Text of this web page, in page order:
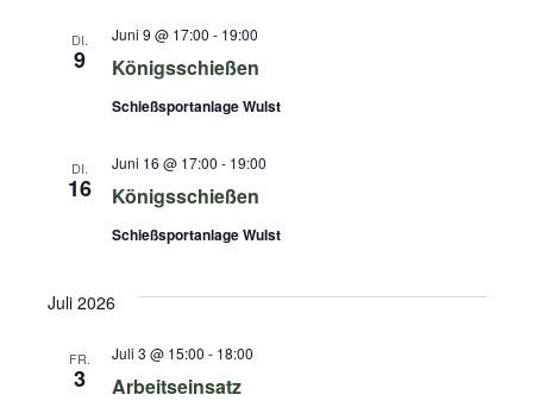
DI.
9 Königsschießen
Juni 9 @ 17:00 - 19:00
Schießsportanlage Wulst
DI.
16 Königsschießen
Juni 16 @ 17:00 - 19:00
Schießsportanlage Wulst
Juli 2026
FR.
3 Arbeitseinsatz
Juli 3 @ 15:00 - 18:00